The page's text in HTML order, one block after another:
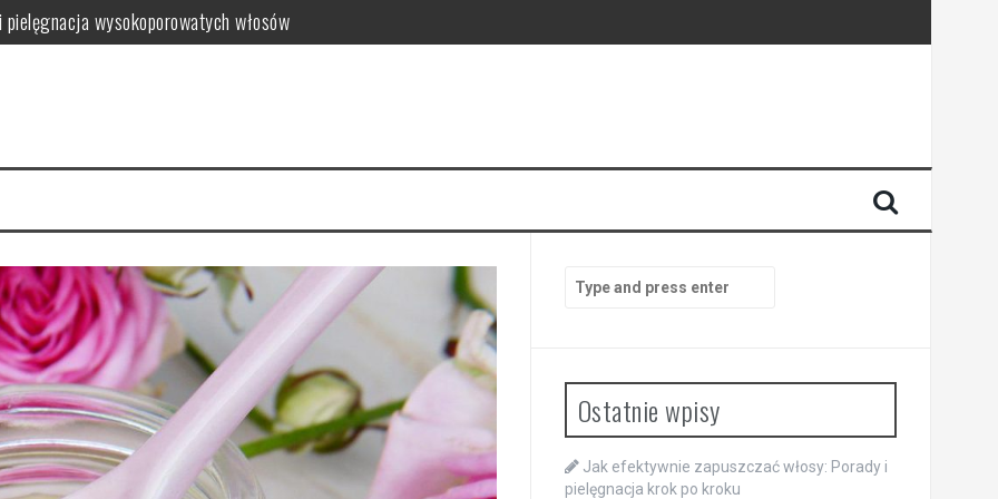
wysokoporowatych włosów
dla skóry
farbowaniu?
pielęgnacja krok po kroku
for:
Ostatnie wpisy
Jak efektywnie zapuszczać włosy: Porady i
pielęgnacja krok po kroku